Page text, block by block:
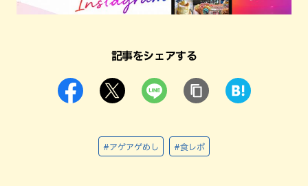
記事をシェアする
#アゲアゲめし #食レポ